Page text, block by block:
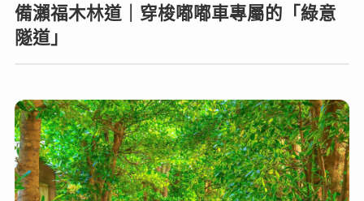
備瀨福木林道｜穿梭嘟嘟車專屬的「綠意
隧道」